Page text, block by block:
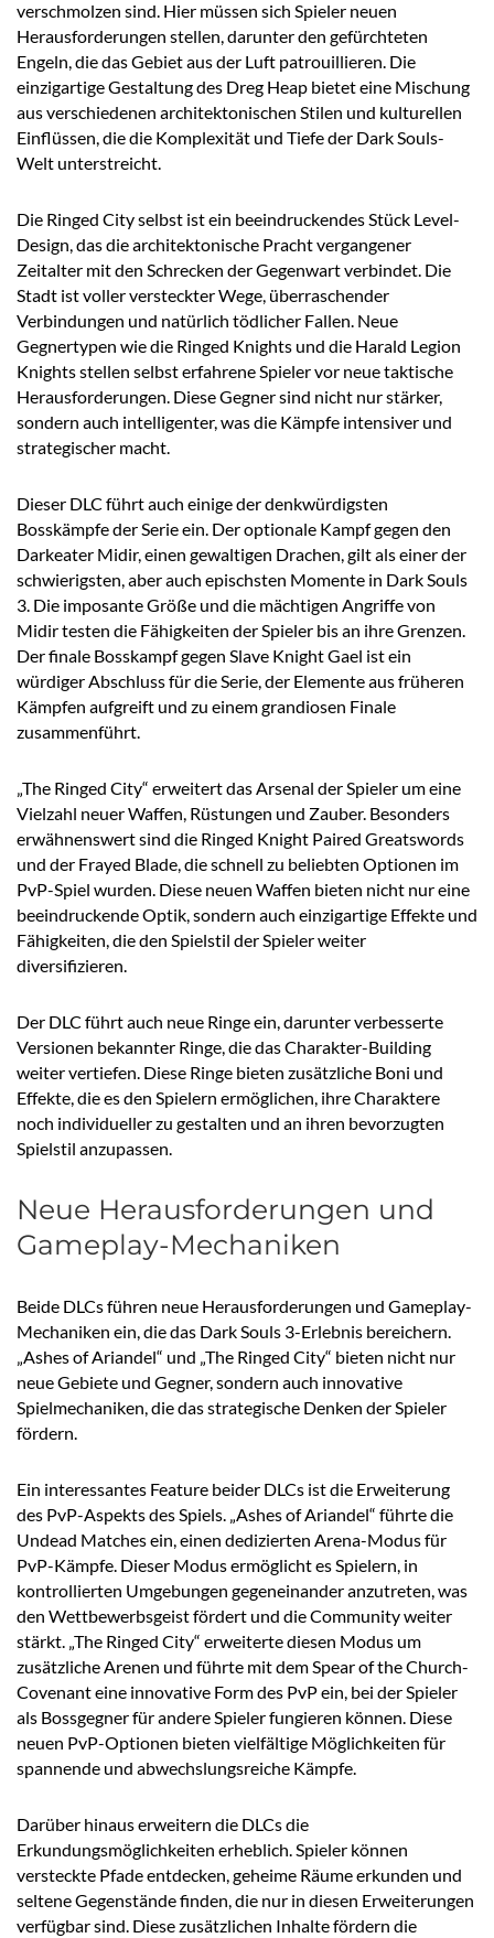
verschmolzen sind. Hier müssen sich Spieler neuen
Herausforderungen stellen, darunter den gefürchteten
Engeln, die das Gebiet aus der Luft patrouillieren. Die
einzigartige Gestaltung des Dreg Heap bietet eine Mischung
aus verschiedenen architektonischen Stilen und kulturellen
Einflüssen, die die Komplexität und Tiefe der Dark Souls-
Welt unterstreicht.
Die Ringed City selbst ist ein beeindruckendes Stück Level-
Design, das die architektonische Pracht vergangener
Zeitalter mit den Schrecken der Gegenwart verbindet. Die
Stadt ist voller versteckter Wege, überraschender
Verbindungen und natürlich tödlicher Fallen. Neue
Gegnertypen wie die Ringed Knights und die Harald Legion
Knights stellen selbst erfahrene Spieler vor neue taktische
Herausforderungen. Diese Gegner sind nicht nur stärker,
sondern auch intelligenter, was die Kämpfe intensiver und
strategischer macht.
Dieser DLC führt auch einige der denkwürdigsten
Bosskämpfe der Serie ein. Der optionale Kampf gegen den
Darkeater Midir, einen gewaltigen Drachen, gilt als einer der
schwierigsten, aber auch epischsten Momente in Dark Souls
3. Die imposante Größe und die mächtigen Angriffe von
Midir testen die Fähigkeiten der Spieler bis an ihre Grenzen.
Der finale Bosskampf gegen Slave Knight Gael ist ein
würdiger Abschluss für die Serie, der Elemente aus früheren
Kämpfen aufgreift und zu einem grandiosen Finale
zusammenführt.
„The Ringed City“ erweitert das Arsenal der Spieler um eine
Vielzahl neuer Waffen, Rüstungen und Zauber. Besonders
erwähnenswert sind die Ringed Knight Paired Greatswords
und der Frayed Blade, die schnell zu beliebten Optionen im
PvP-Spiel wurden. Diese neuen Waffen bieten nicht nur eine
beeindruckende Optik, sondern auch einzigartige Effekte und
Fähigkeiten, die den Spielstil der Spieler weiter
diversifizieren.
Der DLC führt auch neue Ringe ein, darunter verbesserte
Versionen bekannter Ringe, die das Charakter-Building
weiter vertiefen. Diese Ringe bieten zusätzliche Boni und
Effekte, die es den Spielern ermöglichen, ihre Charaktere
noch individueller zu gestalten und an ihren bevorzugten
Spielstil anzupassen.
Neue Herausforderungen und
Gameplay-Mechaniken
Beide DLCs führen neue Herausforderungen und Gameplay-
Mechaniken ein, die das Dark Souls 3-Erlebnis bereichern.
„Ashes of Ariandel“ und „The Ringed City“ bieten nicht nur
neue Gebiete und Gegner, sondern auch innovative
Spielmechaniken, die das strategische Denken der Spieler
fördern.
Ein interessantes Feature beider DLCs ist die Erweiterung
des PvP-Aspekts des Spiels. „Ashes of Ariandel“ führte die
Undead Matches ein, einen dedizierten Arena-Modus für
PvP-Kämpfe. Dieser Modus ermöglicht es Spielern, in
kontrollierten Umgebungen gegeneinander anzutreten, was
den Wettbewerbsgeist fördert und die Community weiter
stärkt. „The Ringed City“ erweiterte diesen Modus um
zusätzliche Arenen und führte mit dem Spear of the Church-
Covenant eine innovative Form des PvP ein, bei der Spieler
als Bossgegner für andere Spieler fungieren können. Diese
neuen PvP-Optionen bieten vielfältige Möglichkeiten für
spannende und abwechslungsreiche Kämpfe.
Darüber hinaus erweitern die DLCs die
Erkundungsmöglichkeiten erheblich. Spieler können
versteckte Pfade entdecken, geheime Räume erkunden und
seltene Gegenstände finden, die nur in diesen Erweiterungen
verfügbar sind. Diese zusätzlichen Inhalte fördern die